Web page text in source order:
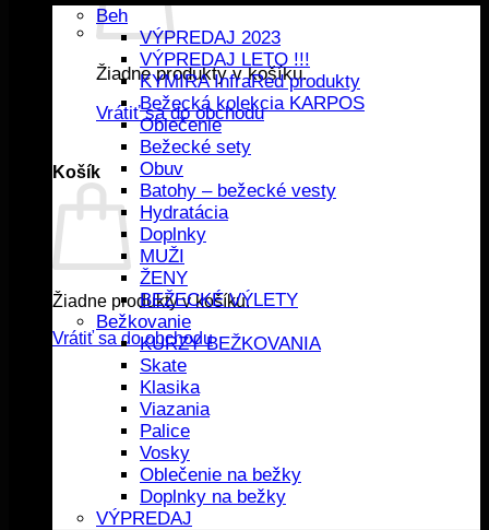
Žiadne produkty v košíku.
Vrátiť sa do obchodu
Košík
Žiadne produkty v košíku.
Vrátiť sa do obchodu
Beh
VÝPREDAJ 2023
VÝPREDAJ LETO !!!
KYMIRA InfraRed produkty
Bežecká kolekcia KARPOS
Oblečenie
Bežecké sety
Obuv
Batohy – bežecké vesty
Hydratácia
Doplnky
MUŽI
ŽENY
BEŽECKÉ VÝLETY
Bežkovanie
KURZY BEŽKOVANIA
Skate
Klasika
Viazania
Palice
Vosky
Oblečenie na bežky
Doplnky na bežky
VÝPREDAJ